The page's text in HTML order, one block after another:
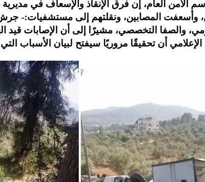
الأمن العام، إن فرق الإنقاذ والإسعاف في
وأسعفت المصابين، ونقلتهم إلى مستشفيات:-
والصفا التخصصي، مشيرًا إلى أن الإصابات قيد
أن تحقيقًا مروريًا سيفتح لبيان الأسباب